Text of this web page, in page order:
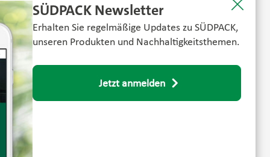
SÜDPACK Newsletter
Erhalten Sie regelmäßige Updates zu SÜDPACK,
unseren Produkten und Nachhaltigkeitsthemen.
Jetzt anmelden